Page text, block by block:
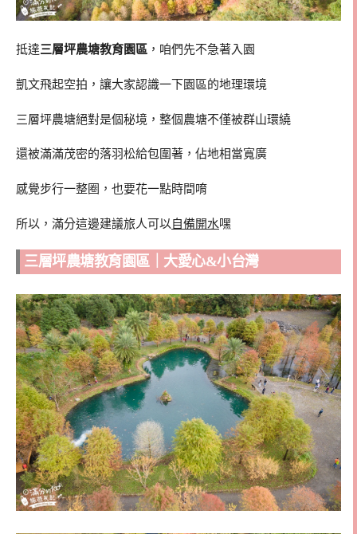
抵達三層坪農塘教育園區 ，咱們先不急著入園
凱文飛起空拍，讓大家認識一下園區的地理環境
三層坪農塘絕對是個秘境，整個農塘不僅被群山環繞
還被滿滿茂密的落羽松給包圍著，佔地相當寬廣
感覺步行一整圈，也要花一點時間唷
所以，滿分這邊建議旅人可以 自備開水嘿
三層坪農塘教育園區｜大愛心&小台灣